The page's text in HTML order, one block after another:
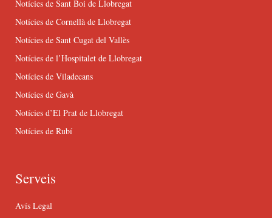
Notícies de Sant Boi de Llobregat
Notícies de Cornellà de Llobregat
Notícies de Sant Cugat del Vallès
Notícies de l’Hospitalet de Llobregat
Notícies de Viladecans
Notícies de Gavà
Notícies d’El Prat de Llobregat
Notícies de Rubí
Serveis
Avís Legal